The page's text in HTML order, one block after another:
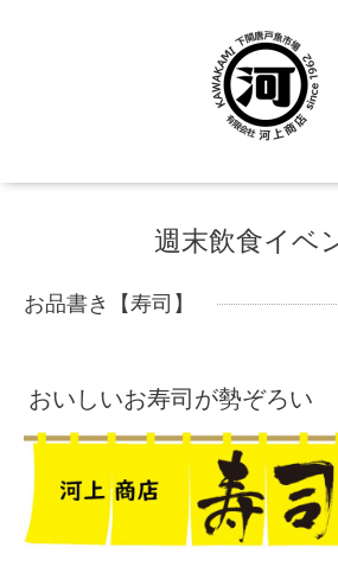
週末飲食イベ
お品書き【寿司】
おいしいお寿司が勢ぞろい